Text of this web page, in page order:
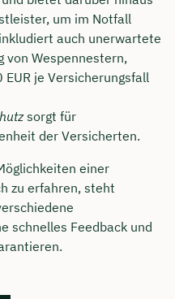
um im Notfall
auch unerwartete
von Wespennestern,
je Versicherungsfall
sorgt für
der Versicherten.
einer
zu erfahren, steht
schnelles Feedback und